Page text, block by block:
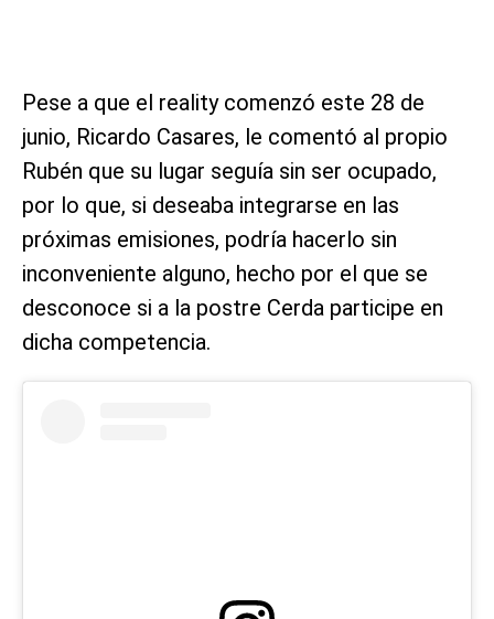
Pese a que el reality comenzó este 28 de
junio, Ricardo Casares, le comentó al propio
Rubén que su lugar seguía sin ser ocupado,
por lo que, si deseaba integrarse en las
próximas emisiones, podría hacerlo sin
inconveniente alguno, hecho por el que se
desconoce si a la postre Cerda participe en
dicha competencia.